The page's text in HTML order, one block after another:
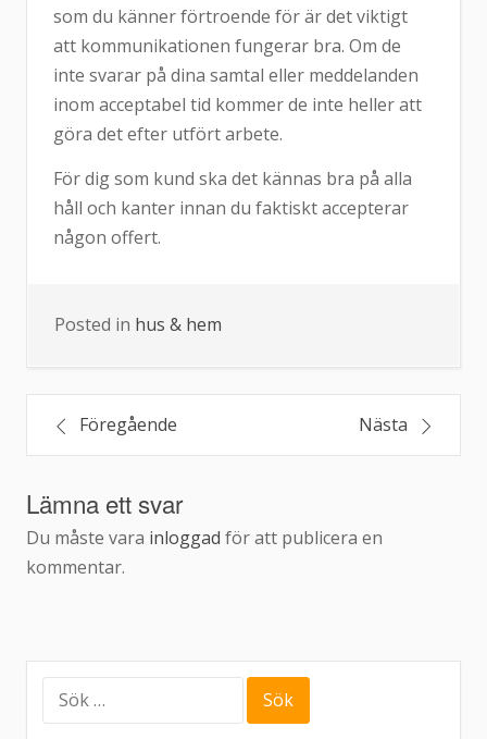
som du känner förtroende för är det viktigt
att kommunikationen fungerar bra. Om de
inte svarar på dina samtal eller meddelanden
inom acceptabel tid kommer de inte heller att
göra det efter utfört arbete.
För dig som kund ska det kännas bra på alla
håll och kanter innan du faktiskt accepterar
någon offert.
Posted in hus & hem
Inläggsnavigering
Föregående Nästa
Lämna ett svar
Du måste vara inloggad för att publicera en
kommentar.
efter: